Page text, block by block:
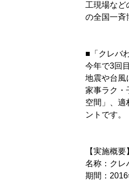
工現場など
の全国一斉
■「クレバ
今年で3回
地震や台風
家事ラク・
空間」、適
ントです。
【実施概要
名称：クレ
期間：